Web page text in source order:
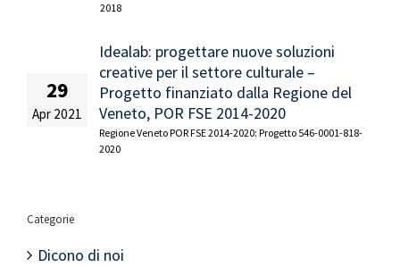
2018
29
Apr 2021
Idealab: progettare nuove soluzioni
creative per il settore culturale –
Progetto finanziato dalla Regione del
Veneto, POR FSE 2014-2020
Regione Veneto POR FSE 2014-2020: Progetto 546-0001-818-
2020
Categorie
Dicono di noi